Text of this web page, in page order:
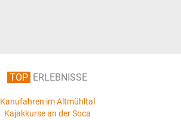
TOP ERLEBNISSE
Kanufahren im Altmühltal
Kajakkurse an der Soca